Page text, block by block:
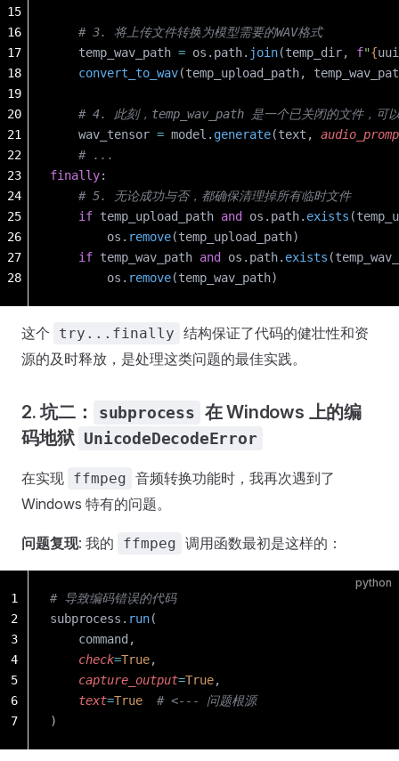
    # 3. 将上传文件转换为模型需要的WAV格式
    temp_wav_path
= os.path. join(temp_dir, f"{
    convert_to_wav
(temp_upload_path,
# 4. 此刻，temp_wav_path 是一个已关闭的文件，可
    wav_tensor
= model.generate(text,
    # ...
finally:
    # 5. 无论成功与否，都确保清理掉所有临时文件
    if
temp_upload_path and os.path. exists
        os.
remove(temp_upload_path)
    if
temp_wav_path and os.path. exists
        os.
remove(temp_wav_path)
15
16
17
18
19
20
21
22
23
24
25
26
27
28
这个 try...finally 结构保证了代码的健壮性和资
源的及时释放，是处理这类问题的最佳实践。
2. 坑二： subprocess 在 Windows 上的编
码地狱 UnicodeDecodeError
在实现 ffmpeg 音频转换功能时，我再次遇到了
Windows 特有的问题。
问题复现: 我的 ffmpeg 调用函数最初是这样的：
python
# 导致编码错误的代码
subprocess. run(
    command,
    check
=True,
    capture_output
=True,
    text
=True
  # <--- 问题根源
)
1
2
3
4
5
6
7